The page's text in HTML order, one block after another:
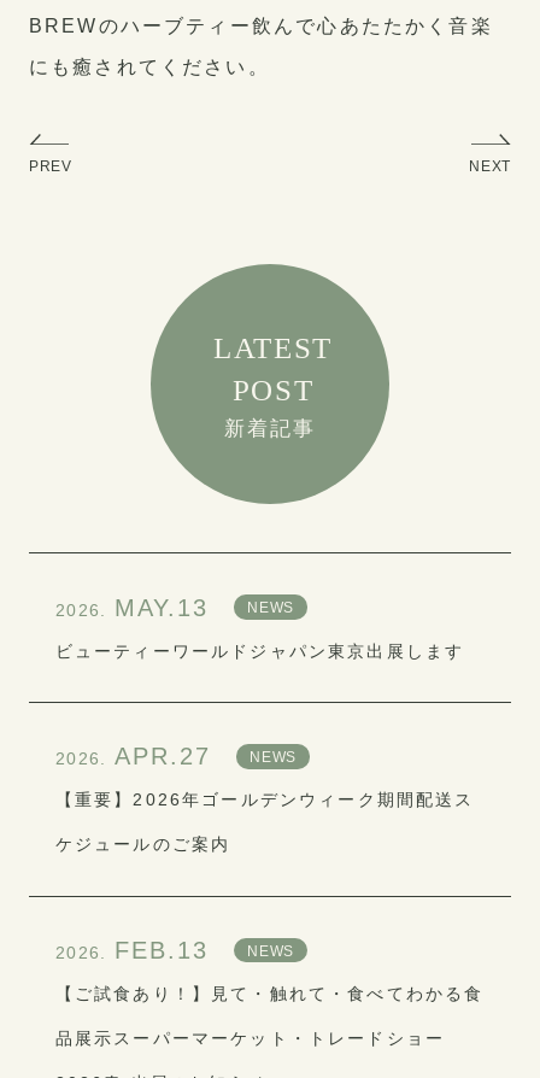
BREWのハーブティー飲んで心あたたかく音楽
にも癒されてください。
PREV NEXT
LATEST
POST
新着記事
2026. MAY.13 NEWS
ビューティーワールドジャパン東京出展します
2026. APR.27 NEWS
【重要】2026年ゴールデンウィーク期間配送ス
ケジュールのご案内
2026. FEB.13 NEWS
【ご試食あり！】見て・触れて・食べてわかる食
品展示スーパーマーケット・トレードショー